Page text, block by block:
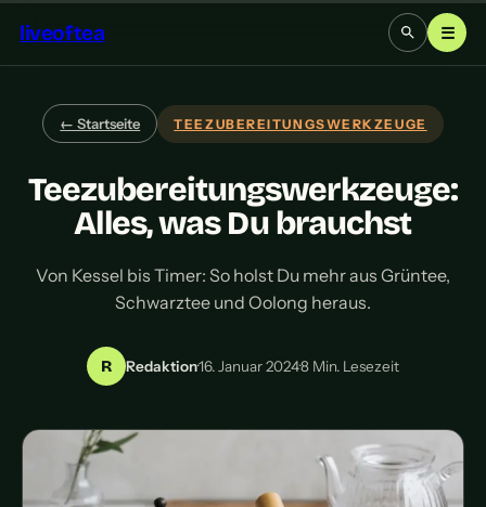
liveoftea ☰
← Startseite TEEZUBEREITUNGSWERKZEUGE
Teezubereitungswerkzeuge:
Alles, was Du brauchst
Von Kessel bis Timer: So holst Du mehr aus Grüntee,
Schwarztee und Oolong heraus.
R Redaktion·16. Januar 2024·8 Min. Lesezeit